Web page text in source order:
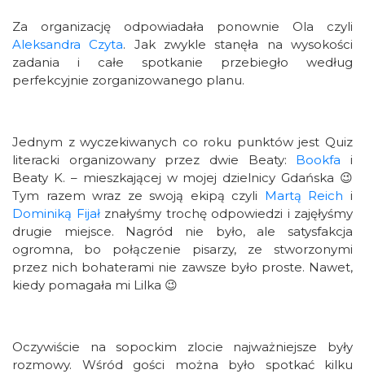
Za organizację odpowiadała ponownie Ola czyli
Aleksandra Czyta. Jak zwykle stanęła na wysokości
zadania i całe spotkanie przebiegło według
perfekcyjnie zorganizowanego planu.
Jednym z wyczekiwanych co roku punktów jest Quiz
literacki organizowany przez dwie Beaty: Bookfa i
Beaty K. – mieszkającej w mojej dzielnicy Gdańska 😉
Tym razem wraz ze swoją ekipą czyli Martą Reich i
Dominiką Fijałznałyśmy trochę odpowiedzi i zajęłyśmy
drugie miejsce. Nagród nie było, ale satysfakcja
ogromna, bo połączenie pisarzy, ze stworzonymi
przez nich bohaterami nie zawsze było proste. Nawet,
kiedy pomagała mi Lilka 😉
Oczywiście na sopockim zlocie najważniejsze były
rozmowy. Wśród gości można było spotkać kilku